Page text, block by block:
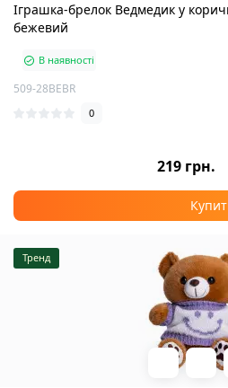
Іграшка-брелок Ведмедик у
бежевий
В наявності
509-28BEBR
0
219 грн.
Тренд